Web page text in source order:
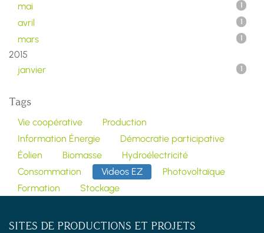
mai 1
avril 1
mars 1
2015
janvier
1
Tags
Vie coopérative
Production
Information Énergie
Démocratie participative
Éolien
Biomasse
Hydroélectricité
Consommation
Videos EZ
Photovoltaïque
Formation
Stockage
SITES DE PRODUCTIONS ET PROJETS